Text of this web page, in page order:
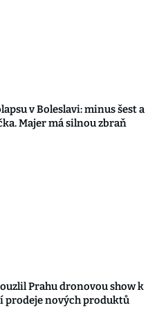
v Boleslavi: minus šest a
Majer má silnou zbraň
Prahu dronovou show k
prodeje nových produktů